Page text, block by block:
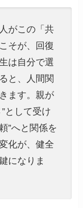
がこの「共
そが、回復
は自分で選
と、人間関
ます。親が
として受け
”へと関係を
化が、健全
になりま